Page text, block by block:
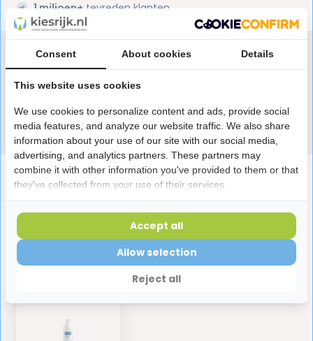
1 miljoen+ tevreden klanten
Productomschrijving
Reviews
Heb je een vraag over dit product?
in de chat of stuur een e-mail.
Stuur e-mail
Laatst bekeken producten
Consent About cookies Details
This website uses cookies
We use cookies to personalize content and ads, provide social
media features, and analyze our website traffic. We also share
information about your use of our site with our social media,
advertising, and analytics partners. These partners may
combine it with other information you've provided to them or that
they've collected from your use of their services.
Reject all
Allow selection
Accept all